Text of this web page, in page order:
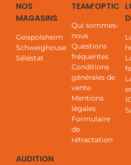
NOS
MAGASINS
Geispolsheim
Schweighouse
Séléstat
TEAM’OPTIC
Qui sommes-
nous
Questions
fréquentes
Conditions
générales de
vente
Mentions
légales
Formulaire
de
rétractation
AUDITION